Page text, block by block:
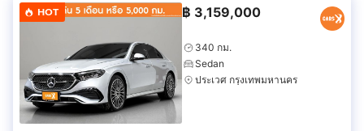
HOT ฿ 3,159,000
340 กม.
Sedan
ประเวศ กรุงเทพมหานคร